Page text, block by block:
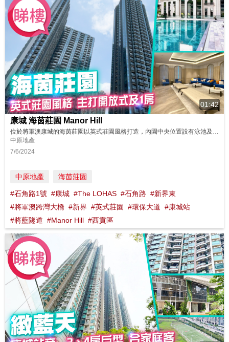
01:42
康城 海茵莊園 Manor Hill
中原地產
7/6/2024
中原地產 海茵莊園
#石角路1號 #康城 #The LOHAS #石角路 #新界東
#將軍澳跨灣大橋 #新界 #英式莊園 #環保大道 #康城站
#將藍隧道 #Manor Hill #西貢區